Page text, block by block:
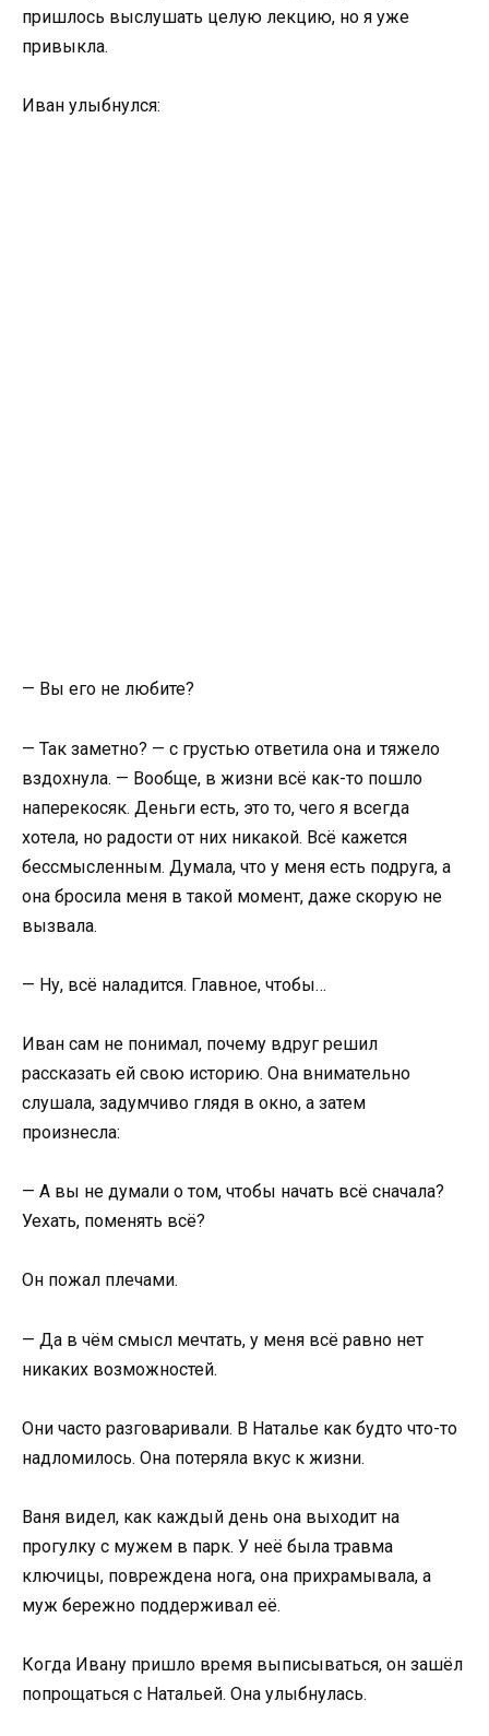
пришлось выслушать целую лекцию, но я уже
привыкла.
Иван улыбнулся:
— Вы его не любите?
— Так заметно? — с грустью ответила она и тяжело
вздохнула. — Вообще, в жизни всё как-то пошло
наперекосяк. Деньги есть, это то, чего я всегда
хотела, но радости от них никакой. Всё кажется
бессмысленным. Думала, что у меня есть подруга, а
она бросила меня в такой момент, даже скорую не
вызвала.
— Ну, всё наладится. Главное, чтобы…
Иван сам не понимал, почему вдруг решил
рассказать ей свою историю. Она внимательно
слушала, задумчиво глядя в окно, а затем
произнесла:
— А вы не думали о том, чтобы начать всё сначала?
Уехать, поменять всё?
Он пожал плечами.
— Да в чём смысл мечтать, у меня всё равно нет
никаких возможностей.
Они часто разговаривали. В Наталье как будто что-то
надломилось. Она потеряла вкус к жизни.
Ваня видел, как каждый день она выходит на
прогулку с мужем в парк. У неё была травма
ключицы, повреждена нога, она прихрамывала, а
муж бережно поддерживал её.
Когда Ивану пришло время выписываться, он зашёл
попрощаться с Натальей. Она улыбнулась.